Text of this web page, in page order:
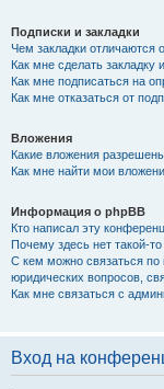
Подписки и закладки
Чем закладки отличаются
Как мне сделать закладку
Как мне подписаться на
Как мне отказаться от
Вложения
Какие вложения
Как мне найти мои
Информация о phpBB
Кто написал эту
Почему здесь нет такой-
С кем можно связаться по
юридических вопросов,
Как мне связаться с
Вход на